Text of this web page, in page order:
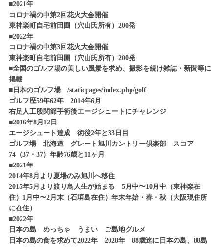
■2021年
コロナ禍の中第2回花火大会開催
東神楽町自宅前田圃（穴山氏所有）200発
■2022年
コロナ禍の中第3回花火大会開催
東神楽町自宅前田圃（穴山氏所有）200発
■全国のゴルフ場の美しい風景を求め、撮影を続け雑誌・新聞等に
掲載
■日本のゴルフ場 /staticpages/index.php/golf
ゴルフ歴59年62年 2014年6月
右足人工股関節手術後エージシュートにチャレンジ
■2016年8月12日
エージシュート達成 術後2年と33日目
ゴルフ場 北海道 グレート旭川カントリー倶楽部 スコア
74（37・37）年齢76歳と11ヶ月
■2021年
2014年8月より夏場のみ旭川へ移住
2015年5月より渡り鳥人生が始まる 5月中〜10月中（東神楽在
住）1月中〜2月末（石垣島在住）年末年始・春・秋（大阪現住所
に在住）
■2022年
日本の島 めっちゃ うまい ご島地グルメ
日本の島の食を求めて2022年―2028年 88歳迄に日本の島、88島